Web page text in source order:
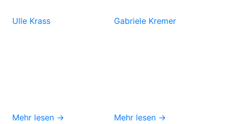
Ulle Krass
Mehr lesen →
Gabriele Kremer
Mehr lesen →